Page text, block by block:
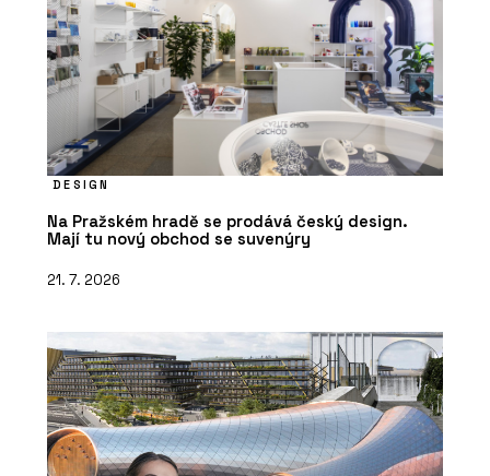
DESIGN
Na Pražském hradě se prodává český design.
Mají tu nový obchod se suvenýry
21. 7. 2026